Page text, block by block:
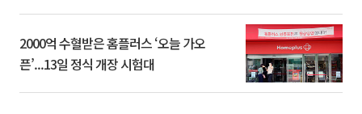
2000억 수혈받은 홈플러스 ‘오늘 가오
픈’...13일 정식 개장 시험대